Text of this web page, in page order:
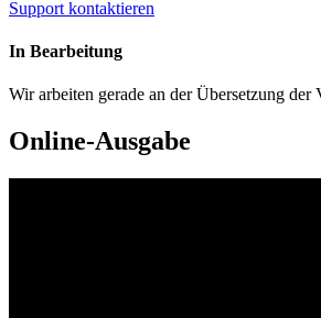
Support kontaktieren
In Bearbeitung
Wir arbeiten gerade an der Übersetzung der
Online-Ausgabe